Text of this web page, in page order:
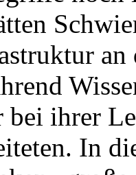
bei ihrer
In